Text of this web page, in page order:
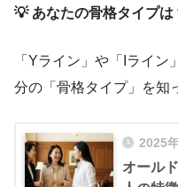
💡 あなたの骨格タイプは
「Yライン」や「Iライ
分の「骨格タイプ」を知
2025
オール